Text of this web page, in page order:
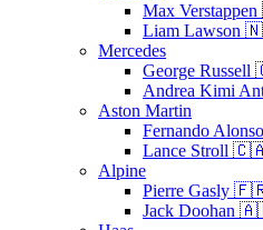
Max
Liam Lawson
Mercedes
George
Andrea Kimi
Aston Martin
Fernando
Lance Stroll
Alpine
Pierre Gasly
Jack Doohan